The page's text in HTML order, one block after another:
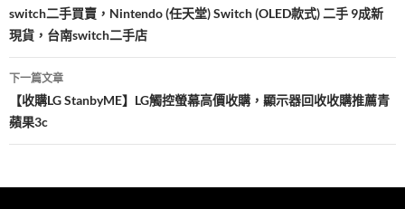
章
導
覽
switch二手買賣，Nintendo (任天堂) Switch (OLED款式) 二手 9成新
現貨，台南switch二手店
下一篇文章
【收購LG StanbyME】LG觸控螢幕高價收購，顯示器回收收購推薦青
蘋果3c